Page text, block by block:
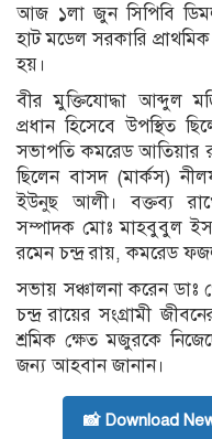
আজ ১লা জুন সিপিবি
হাট মডেল সরকারি
হয়।
বীর মুক্তিযোদ্ধা আব্দুল
প্রধান হিসেবে উপস্থিত
সভাপতি কমরেড আতিয়ার
ছিলেন বাসদ (মার্কস)
ইউনুছ আলী। বক্তব্য
সম্পাদক মোঃ মাহবুবুল
রমেন চন্দ্র রায়, কমরেড
সভায় সঞ্চালনা করেন ডাঃ
চন্দ্র রায়ের সংগ্রামী
শ্রমিক ক্ষেত মজুরকে
জন্য আহবান জানান।
📸 Download